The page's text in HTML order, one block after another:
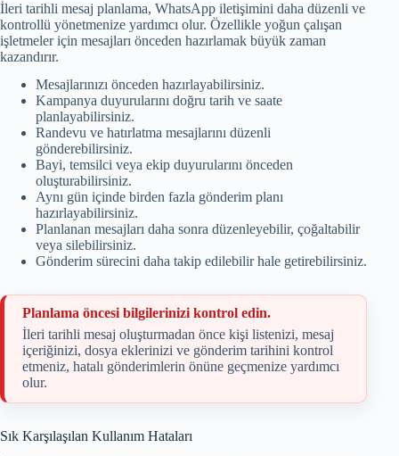
İleri tarihli mesaj planlama, WhatsApp iletişimini daha düzenli ve
kontrollü yönetmenize yardımcı olur. Özellikle yoğun çalışan
işletmeler için mesajları önceden hazırlamak büyük zaman
kazandırır.
Mesajlarınızı önceden hazırlayabilirsiniz.
Kampanya duyurularını doğru tarih ve saate
planlayabilirsiniz.
Randevu ve hatırlatma mesajlarını düzenli
gönderebilirsiniz.
Bayi, temsilci veya ekip duyurularını önceden
oluşturabilirsiniz.
Aynı gün içinde birden fazla gönderim planı
hazırlayabilirsiniz.
Planlanan mesajları daha sonra düzenleyebilir, çoğaltabilir
veya silebilirsiniz.
Gönderim sürecini daha takip edilebilir hale getirebilirsiniz.
Planlama öncesi bilgilerinizi kontrol edin.
İleri tarihli mesaj oluşturmadan önce kişi listenizi, mesaj
içeriğinizi, dosya eklerinizi ve gönderim tarihini kontrol
etmeniz, hatalı gönderimlerin önüne geçmenize yardımcı
olur.
Sık Karşılaşılan Kullanım Hataları